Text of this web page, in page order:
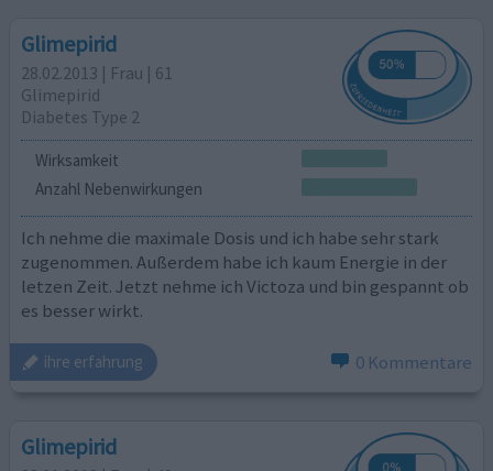
Glimepirid
28.02.2013 | Frau | 61
Glimepirid
Diabetes Type 2
Wirksamkeit
Anzahl Nebenwirkungen
Ich nehme die maximale Dosis und ich habe sehr stark
zugenommen. Außerdem habe ich kaum Energie in der
letzen Zeit. Jetzt nehme ich Victoza und bin gespannt ob
es besser wirkt.
ihre erfahrung 0 Kommentare
Glimepirid